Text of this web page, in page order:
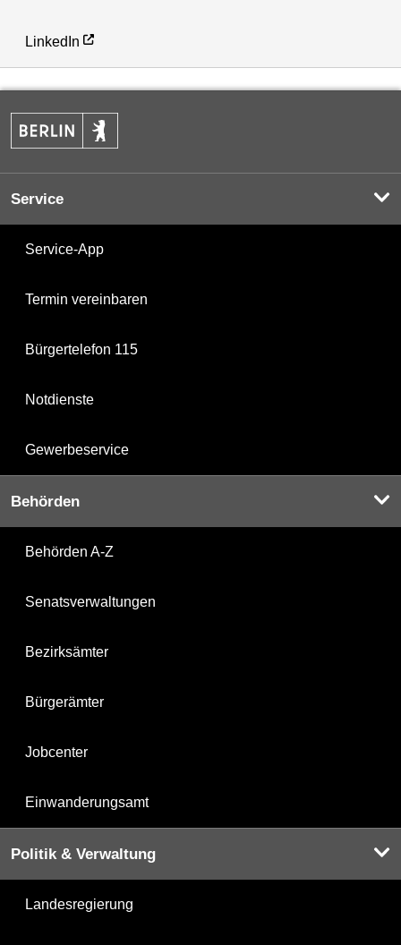
LinkedIn
Service
Service-App
Termin vereinbaren
Bürgertelefon 115
Notdienste
Gewerbeservice
Behörden
Behörden A-Z
Senatsverwaltungen
Bezirksämter
Bürgerämter
Jobcenter
Einwanderungsamt
Politik & Verwaltung
Landesregierung